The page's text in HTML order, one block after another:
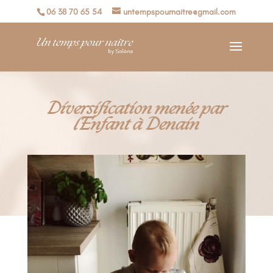
06 38 70 65 54 untempspournaitre@gmail.com
Diversification menée par
l’Enfant à Denain